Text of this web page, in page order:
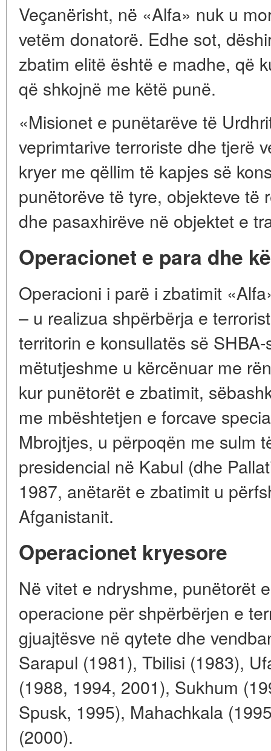
Veçanërisht, në «Alfa» nuk u
vetëm donatorë. Edhe sot,
zbatim elitë është e madhe, që
që shkojnë me këtë punë.
«Misionet e punëtarëve të
veprimtarive terroriste dhe tjerë
kryer me qëllim të kapjes së
punëtorëve të tyre, objekteve të
dhe pasaxhirëve në objektet e
Operacionet e para dhe
Operacioni i parë i zbatimit
– u realizua shpërbërja e
territorin e konsullatës së
mëtutjeshme u kërcënuar me
kur punëtorët e zbatimit,
me mbështetjen e forcave
Mbrojtjes, u përpoqën me sulm
presidencial në Kabul (dhe
1987, anëtarët e zbatimit u
Afganistanit.
Operacionet kryesore
Në vitet e ndryshme, punëtorët
operacione për shpërbërjen e
gjuajtësve në qytete dhe
Sarapul (1981), Tbilisi (1983),
(1988, 1994, 2001), Sukhum
Spusk, 1995), Mahachkala
(2000).